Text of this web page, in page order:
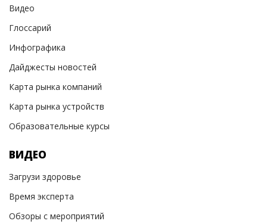
Видео
Глоссарий
Инфографика
Дайджесты новостей
Карта рынка компаний
Карта рынка устройств
Образовательные курсы
ВИДЕО
Загрузи здоровье
Время эксперта
Обзоры с мероприятий